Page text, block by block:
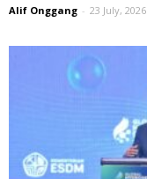
Alif Onggang - 23 July, 2026